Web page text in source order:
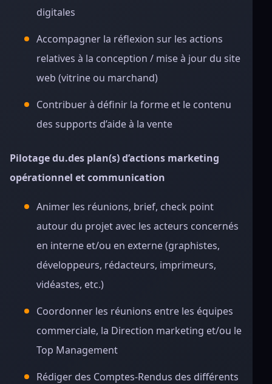
digitales
Accompagner la réflexion sur les actions
relatives à la conception / mise à jour du site
web (vitrine ou marchand)
Contribuer à définir la forme et le contenu
des supports d’aide à la vente
Pilotage du.des plan(s) d’actions marketing
opérationnel et communication
Animer les réunions, brief, check point
autour du projet avec les acteurs concernés
en interne et/ou en externe (graphistes,
développeurs, rédacteurs, imprimeurs,
vidéastes, etc.)
Coordonner les réunions entre les équipes
commerciale, la Direction marketing et/ou le
Top Management
Rédiger des Comptes-Rendus des différents